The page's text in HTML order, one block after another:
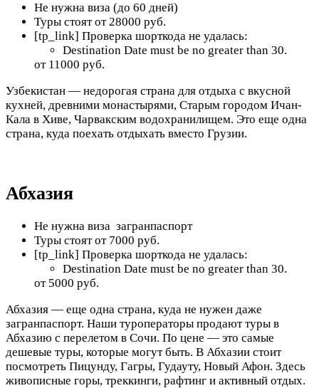
Не нужна виза (до 60 дней)
Туры стоят от 28000 руб.
[tp_link] Проверка шорткода не удалась:
Destination Date must be no greater than 30.
от 11000 руб.
Узбекистан — недорогая страна для отдыха с вкусной
кухней, древними монастырями, Старым городом Ичан-
Кала в Хиве, Чарвакским водохранилищем. Это еще одна
страна, куда поехать отдыхать вместо Грузии.
Абхазия
Не нужна виза загранпаспорт
Туры стоят от 7000 руб.
[tp_link] Проверка шорткода не удалась:
Destination Date must be no greater than 30.
от 5000 руб.
Абхазия — еще одна страна, куда не нужен даже
загранпаспорт. Наши туроператоры продают туры в
Абхазию с перелетом в Сочи. По цене — это самые
дешевые туры, которые могут быть. В Абхазии стоит
посмотреть Пицунду, Гагры, Гудауту, Новый Афон. Здесь
живописные горы, треккинги, рафтинг и активный отдых.